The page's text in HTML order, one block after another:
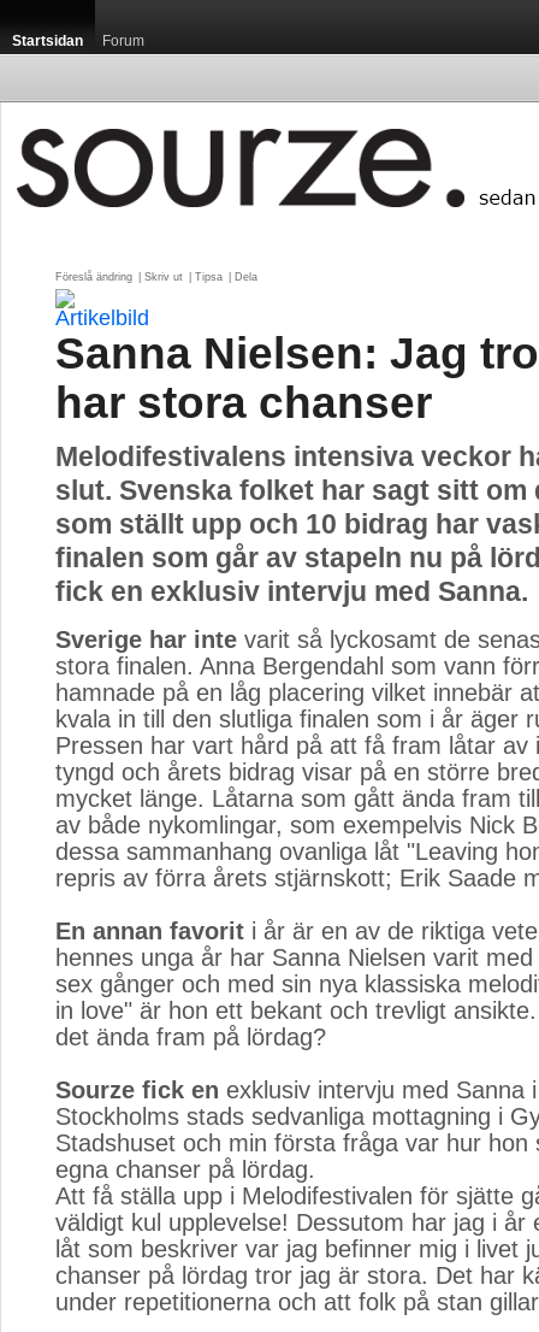
Startsidan Forum
Föreslå ändring Skriv ut Tipsa Dela
Sanna Nielsen: Jag
har stora chanser
Melodifestivalens intensiva veckor
slut. Svenska folket har sagt sitt om
som ställt upp och 10 bidrag har
finalen som går av stapeln nu på
fick en exklusiv intervju med Sanna.
Sverige har inte varit så lyckosamt de
stora finalen. Anna Bergendahl som vann
hamnade på en låg placering vilket innebär
kvala in till den slutliga finalen som i år äger
Pressen har vart hård på att få fram låtar av
tyngd och årets bidrag visar på en större
mycket länge. Låtarna som gått ända fram
av både nykomlingar, som exempelvis Nick
dessa sammanhang ovanliga låt "Leaving
repris av förra årets stjärnskott; Erik Saade
En annan favorit i år är en av de riktiga
hennes unga år har Sanna Nielsen varit
sex gånger och med sin nya klassiska
in love" är hon ett bekant och trevligt
det ända fram på lördag?
Sourze fick en exklusiv intervju med Sanna
Stockholms stads sedvanliga mottagning i
Stadshuset och min första fråga var hur hon
egna chanser på lördag.
Att få ställa upp i Melodifestivalen för sjätte
väldigt kul upplevelse! Dessutom har jag i år
låt som beskriver var jag befinner mig i livet
chanser på lördag tror jag är stora. Det har
under repetitionerna och att folk på stan